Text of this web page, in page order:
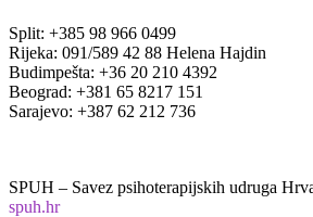
Split: +385 98 966 0499
Rijeka: 091/589 42 88 Helena Hajdin
Budimpešta: +36 20 210 4392
Beograd: +381 65 8217 151
Sarajevo: +387 62 212 736
SPUH – Savez psihoterapijskih udruga
spuh.hr